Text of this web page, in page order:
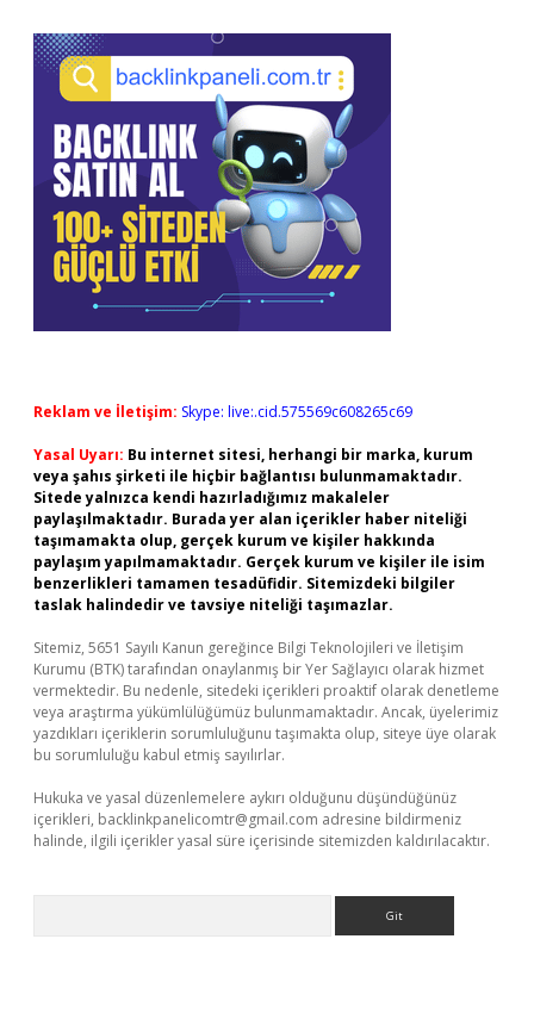
Reklam ve İletişim: Skype: live:.cid.575569c608265c69
Yasal Uyarı: Bu internet sitesi, herhangi bir marka, kurum
veya şahıs şirketi ile hiçbir bağlantısı bulunmamaktadır.
Sitede yalnızca kendi hazırladığımız makaleler
paylaşılmaktadır. Burada yer alan içerikler haber niteliği
taşımamakta olup, gerçek kurum ve kişiler hakkında
paylaşım yapılmamaktadır. Gerçek kurum ve kişiler ile isim
benzerlikleri tamamen tesadüfidir. Sitemizdeki bilgiler
taslak halindedir ve tavsiye niteliği taşımazlar.
Sitemiz, 5651 Sayılı Kanun gereğince Bilgi Teknolojileri ve İletişim
Kurumu (BTK) tarafından onaylanmış bir Yer Sağlayıcı olarak hizmet
vermektedir. Bu nedenle, sitedeki içerikleri proaktif olarak denetleme
veya araştırma yükümlülüğümüz bulunmamaktadır. Ancak, üyelerimiz
yazdıkları içeriklerin sorumluluğunu taşımakta olup, siteye üye olarak
bu sorumluluğu kabul etmiş sayılırlar.
Hukuka ve yasal düzenlemelere aykırı olduğunu düşündüğünüz
içerikleri, backlinkpanelicomtr@gmail.com adresine bildirmeniz
halinde, ilgili içerikler yasal süre içerisinde sitemizden kaldırılacaktır.